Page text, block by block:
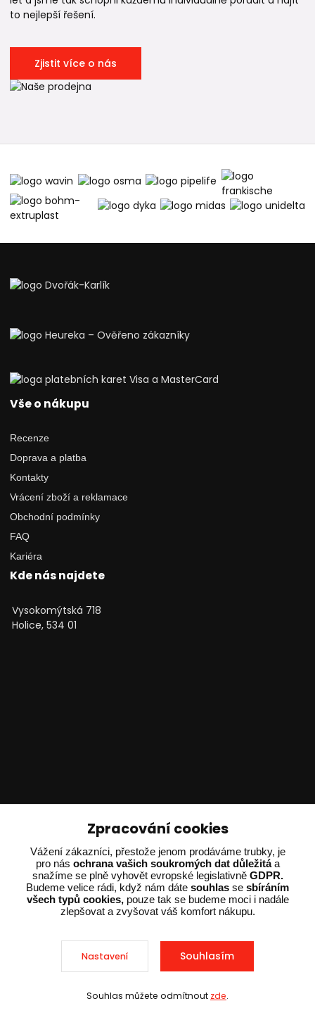
Sleva při nákupu nad 10 000 Kč
to nejlepší řešení.
Zjistit více o nás
Vše o nákupu
Recenze
Doprava a platba
Kontakty
Vrácení zboží a reklamace
Obchodní podmínky
FAQ
Kariéra
Kde nás najdete
Vysokomýtská 718
Holice, 534 01
Ing. Adam Dvořák
+420 602 234 254
(Po-Pá 8:00 - 15:00)
potrebujiporadit@dvorak-karlik.cz
2025 © Dvorak-Karlik.cz – Všechna práva vyhrazena. Design od
EmpireDesign
nakódovalOndřejDvořák.com
Zpracování cookies
Vážení zákazníci, přestože jenom prodáváme trubky, je
pro nás ochrana vašich soukromých dat důležitáa
snažíme se plně vyhovět evropské legislativně GDPR.
Budeme velice rádi, když nám dáte souhlas se sbíráním
všech typů cookies,pouze tak se budeme moci i nadále
zlepšovat a zvyšovat váš komfort nákupu.
Nastavení Souhlasím
Souhlas můžete odmítnout zde.